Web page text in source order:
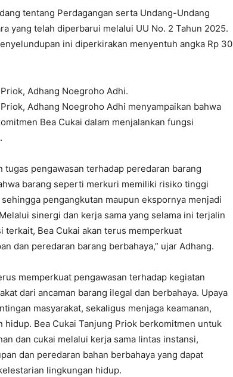
tentang Perdagangan serta Undang-Undang
yang telah diperbarui melalui UU No. 2 Tahun 2025.
ini diperkirakan menyentuh angka Rp 30
Adhang Noegroho Adhi.
Adhang Noegroho Adhi menyampaikan bahwa
Bea Cukai dalam menjalankan fungsi
tugas pengawasan terhadap peredaran barang
barang seperti merkuri memiliki risiko tinggi
pengangkutan maupun ekspornya menjadi
sinergi dan kerja sama yang selama ini terjalin
terkait, Bea Cukai akan terus memperkuat
dan peredaran barang berbahaya,” ujar Adhang.
memperkuat pengawasan terhadap kegiatan
dari ancaman barang ilegal dan berbahaya. Upaya
masyarakat, sekaligus menjaga keamanan,
Bea Cukai Tanjung Priok berkomitmen untuk
dan cukai melalui kerja sama lintas instansi,
dan peredaran bahan berbahaya yang dapat
lingkungan hidup.